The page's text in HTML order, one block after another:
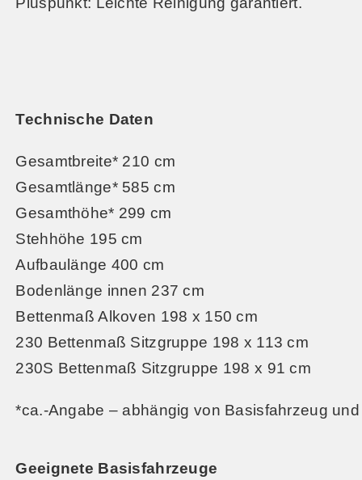
Technische Daten
Gesamtbreite* 210 cm
Gesamtlänge* 585 cm
Gesamthöhe* 299 cm
Stehhöhe 195 cm
Aufbaulänge 400 cm
Bodenlänge innen 237 cm
Bettenmaß Alkoven 198 x 150 cm
230 Bettenmaß Sitzgruppe 198 x 113 cm
230S Bettenmaß Sitzgruppe 198 x 91 cm
*ca.-Angabe – abhängig von Basisfahrzeug
Geeignete Basisfahrzeuge